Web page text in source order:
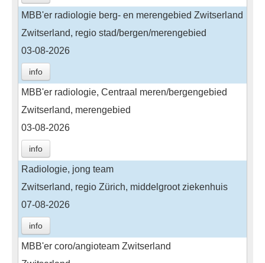
MBB'er radiologie berg- en merengebied Zwitserland
Zwitserland, regio stad/bergen/merengebied
03-08-2026
info
MBB'er radiologie, Centraal meren/bergengebied
Zwitserland, merengebied
03-08-2026
info
Radiologie, jong team
Zwitserland, regio Zürich, middelgroot ziekenhuis
07-08-2026
info
MBB'er coro/angioteam Zwitserland